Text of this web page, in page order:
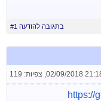
בתגובה להודעה #1
02/09/2018
, צפיות: 119
https://